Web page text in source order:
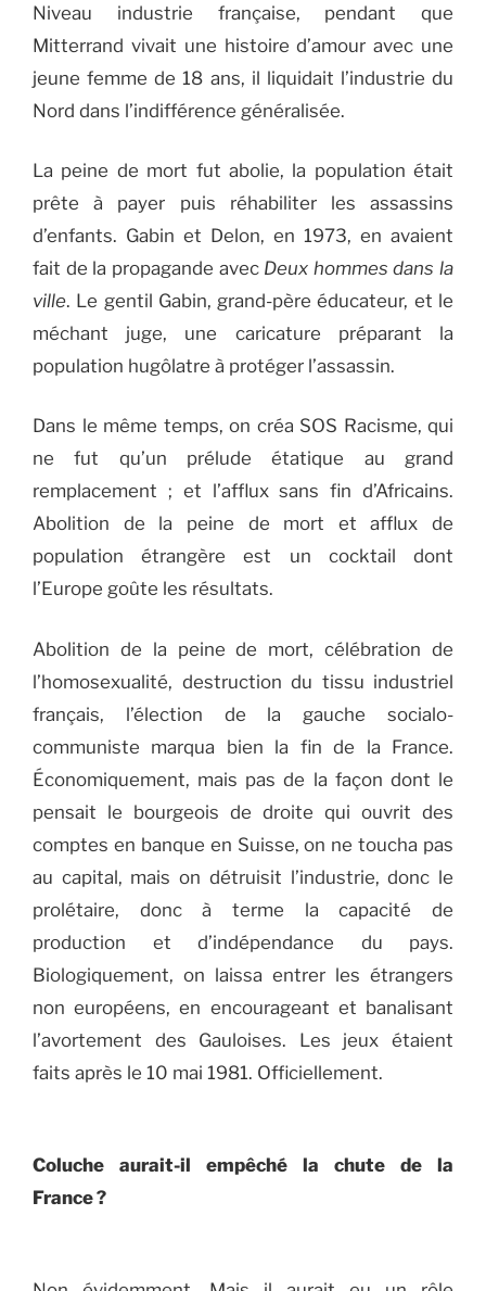
Niveau industrie française, pendant que
Mitterrand vivait une histoire d’amour avec une
jeune femme de 18 ans, il liquidait l’industrie du
Nord dans l’indifférence généralisée.
La peine de mort fut abolie, la population était
prête à payer puis réhabiliter les assassins
d’enfants. Gabin et Delon, en 1973, en avaient
fait de la propagande avec Deux hommes dans la
ville. Le gentil Gabin, grand-père éducateur, et le
méchant juge, une caricature préparant la
population hugôlatre à protéger l’assassin.
Dans le même temps, on créa SOS Racisme, qui
ne fut qu’un prélude étatique au grand
remplacement ; et l’afflux sans fin d’Africains.
Abolition de la peine de mort et afflux de
population étrangère est un cocktail dont
l’Europe goûte les résultats.
Abolition de la peine de mort, célébration de
l’homosexualité, destruction du tissu industriel
français, l’élection de la gauche socialo-
communiste marqua bien la fin de la France.
Économiquement, mais pas de la façon dont le
pensait le bourgeois de droite qui ouvrit des
comptes en banque en Suisse, on ne toucha pas
au capital, mais on détruisit l’industrie, donc le
prolétaire, donc à terme la capacité de
production et d’indépendance du pays.
Biologiquement, on laissa entrer les étrangers
non européens, en encourageant et banalisant
l’avortement des Gauloises. Les jeux étaient
faits après le 10 mai 1981. Officiellement.
Coluche aurait-il empêché la chute de la
France ?